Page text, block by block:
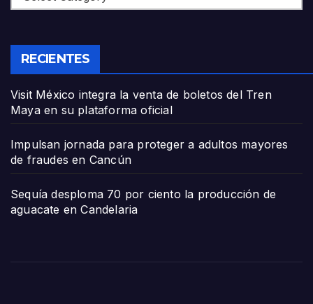
RECIENTES
Visit México integra la venta de boletos del Tren
Maya en su plataforma oficial
Impulsan jornada para proteger a adultos mayores
de fraudes en Cancún
Sequía desploma 70 por ciento la producción de
aguacate en Candelaria